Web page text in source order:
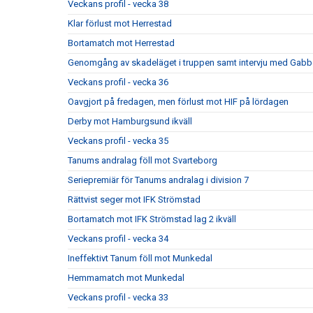
Veckans profil - vecka 38
Klar förlust mot Herrestad
Bortamatch mot Herrestad
Genomgång av skadeläget i truppen samt intervju med
Veckans profil - vecka 36
Oavgjort på fredagen, men förlust mot HIF på lördagen
Derby mot Hamburgsund ikväll
Veckans profil - vecka 35
Tanums andralag föll mot Svarteborg
Seriepremiär för Tanums andralag i division 7
Rättvist seger mot IFK Strömstad
Bortamatch mot IFK Strömstad lag 2 ikväll
Veckans profil - vecka 34
Ineffektivt Tanum föll mot Munkedal
Hemmamatch mot Munkedal
Veckans profil - vecka 33